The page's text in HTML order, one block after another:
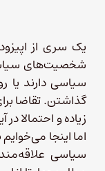
یک سری از
شخصیت‌های
سیاسی دارند یا
گذاشتن. تقاضا
زیاده و احتمالا
اما اینجا
سیاسی